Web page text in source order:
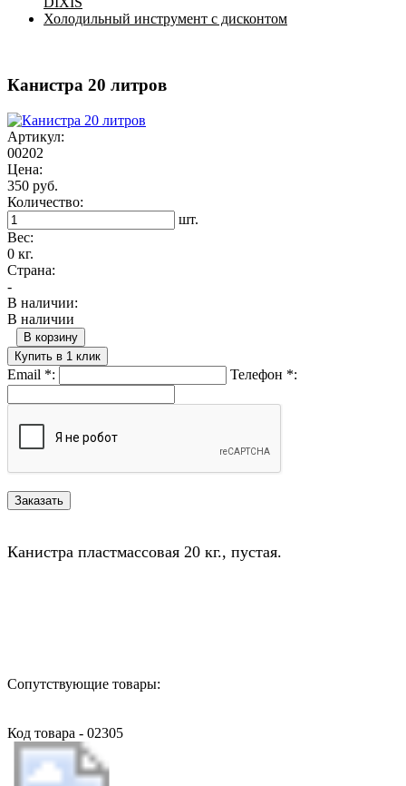
Холодильный инструмент с дисконтом
Канистра 20 литров
Артикул:
00202
Цена:
350 руб.
Количество:
шт.
Вес:
0 кг.
Страна:
-
В наличии:
В наличии
В корзину
Купить в 1 клик
Email *: Телефон *:
Канистра пластмассовая 20 кг., пустая.
Сопутствующие товары:
Код товара - 02305